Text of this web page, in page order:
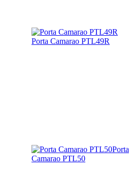
Porta Camarao PTL49R
Porta
Camarao PTL50